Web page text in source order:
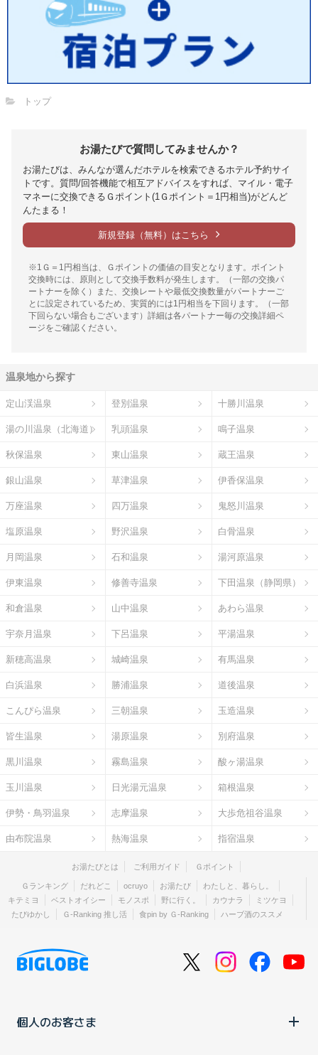
トップ
お湯たびで質問してみませんか？
お湯たびは、みんなが選んだホテルを検索できるホテル予約サイ
トです。質問/回答機能で相互アドバイスをすれば、マイル・電子
マネーに交換できるＧポイント(1Ｇポイント＝1円相当)がどんど
んたまる！
新規登録（無料）はこちら
※1Ｇ＝1円相当は、Ｇポイントの価値の目安となります。ポイント
交換時には、原則として交換手数料が発生します。（一部の交換パ
ートナーを除く）また、交換レートや最低交換数量がパートナーご
とに設定されているため、実質的には1円相当を下回ります。（一部
下回らない場合もございます）詳細は各パートナー毎の交換詳細ペ
ージをご確認ください。
温泉地から探す
定山渓温泉 登別温泉 十勝川温泉
湯の川温泉（北海道） 乳頭温泉 鳴子温泉
秋保温泉 東山温泉 蔵王温泉
銀山温泉 草津温泉 伊香保温泉
万座温泉 四万温泉 鬼怒川温泉
塩原温泉 野沢温泉 白骨温泉
月岡温泉 石和温泉 湯河原温泉
伊東温泉 修善寺温泉 下田温泉（静岡県）
和倉温泉 山中温泉 あわら温泉
宇奈月温泉 下呂温泉 平湯温泉
新穂高温泉 城崎温泉 有馬温泉
白浜温泉 勝浦温泉 道後温泉
こんぴら温泉 三朝温泉 玉造温泉
皆生温泉 湯原温泉 別府温泉
黒川温泉 霧島温泉 酸ヶ湯温泉
玉川温泉 日光湯元温泉 箱根温泉
伊勢・鳥羽温泉 志摩温泉 大歩危祖谷温泉
由布院温泉 熱海温泉 指宿温泉
お湯たびとは ご利用ガイド Ｇポイント
Ｇランキング だれどこ ocruyo お湯たび
わたしと、暮らし。
キテミヨ
ベストオイシー モノスポ 野に行く。 カウナラ
ミツケヨ
たびゆかし
Ｇ-Ranking 推し活 食pin by Ｇ-Ranking ハーブ酒のススメ
個人のお客さま